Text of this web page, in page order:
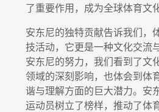
了重要作用，成为全球体育文
安东尼的独特贡献告诉我们，
技活动，它更是一种文化交流
安东尼的努力，我们看到了文
领域的深刻影响，也体会到体
谐与理解方面的巨大潜力。安
运动员树立了榜样，推动了体